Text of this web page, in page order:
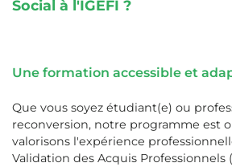
Social à l'IGEFI ?
Une formation accessible et
Que vous soyez étudiant(e) ou
reconversion, notre programme est
valorisons l'expérience
Validation des Acquis Professionnels